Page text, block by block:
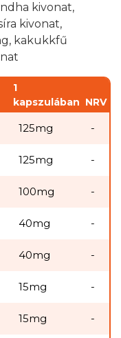
kivonat,
kivonat,
kakukkfű
1
kapszulában NRV
125mg -
125mg -
100mg -
40mg -
40mg -
15mg -
15mg -